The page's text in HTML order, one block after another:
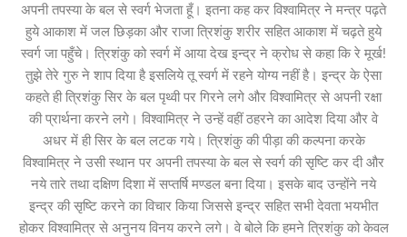
अपनी तपस्या के बल से स्वर्ग भेजता हूँ। इतना कह कर विश्वामित्र ने मन्त्र पढ़ते
हुये आकाश में जल छिड़का और राजा त्रिशंकु शरीर सहित आकाश में चढ़ते हुये
स्वर्ग जा पहुँचे। त्रिशंकु को स्वर्ग में आया देख इन्द्र ने क्रोध से कहा कि रे मूर्ख!
तुझे तेरे गुरु ने शाप दिया है इसलिये तू स्वर्ग में रहने योग्य नहीं है। इन्द्र के ऐसा
कहते ही त्रिशंकु सिर के बल पृथ्वी पर गिरने लगे और विश्वामित्र से अपनी रक्षा
की प्रार्थना करने लगे। विश्वामित्र ने उन्हें वहीं ठहरने का आदेश दिया और वे
अधर में ही सिर के बल लटक गये। त्रिशंकु की पीड़ा की कल्पना करके
विश्वामित्र ने उसी स्थान पर अपनी तपस्या के बल से स्वर्ग की सृष्टि कर दी और
नये तारे तथा दक्षिण दिशा में सप्तर्षि मण्डल बना दिया। इसके बाद उन्होंने नये
इन्द्र की सृष्टि करने का विचार किया जिससे इन्द्र सहित सभी देवता भयभीत
होकर विश्वामित्र से अनुनय विनय करने लगे। वे बोले कि हमने त्रिशंकु को केवल